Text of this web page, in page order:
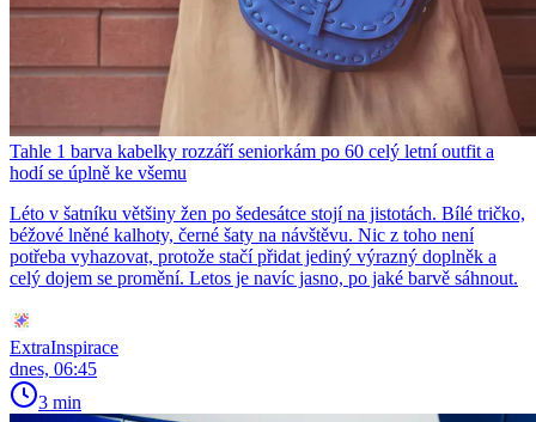
Tahle 1 barva kabelky rozzáří seniorkám po 60 celý letní outfit a
hodí se úplně ke všemu
Léto v šatníku většiny žen po šedesátce stojí na jistotách. Bílé tričko,
béžové lněné kalhoty, černé šaty na návštěvu. Nic z toho není
potřeba vyhazovat, protože stačí přidat jediný výrazný doplněk a
celý dojem se promění. Letos je navíc jasno, po jaké barvě sáhnout.
ExtraInspirace
dnes, 06:45
3 min